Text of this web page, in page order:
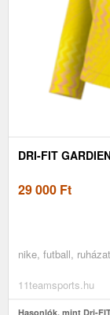
DRI-FIT
29 000 Ft
nike, futball,
11teamsports.hu
Hasonlók, mint Dri-